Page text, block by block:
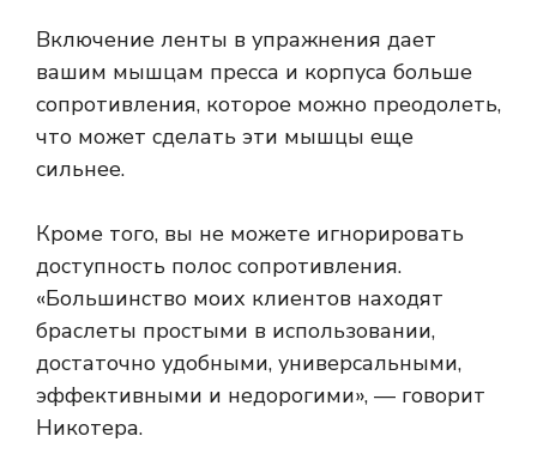
Включение ленты в упражнения дает
вашим мышцам пресса и корпуса больше
сопротивления, которое можно преодолеть,
что может сделать эти мышцы еще
сильнее.
Кроме того, вы не можете игнорировать
доступность полос сопротивления.
«Большинство моих клиентов находят
браслеты простыми в использовании,
достаточно удобными, универсальными,
эффективными и недорогими», — говорит
Никотера.